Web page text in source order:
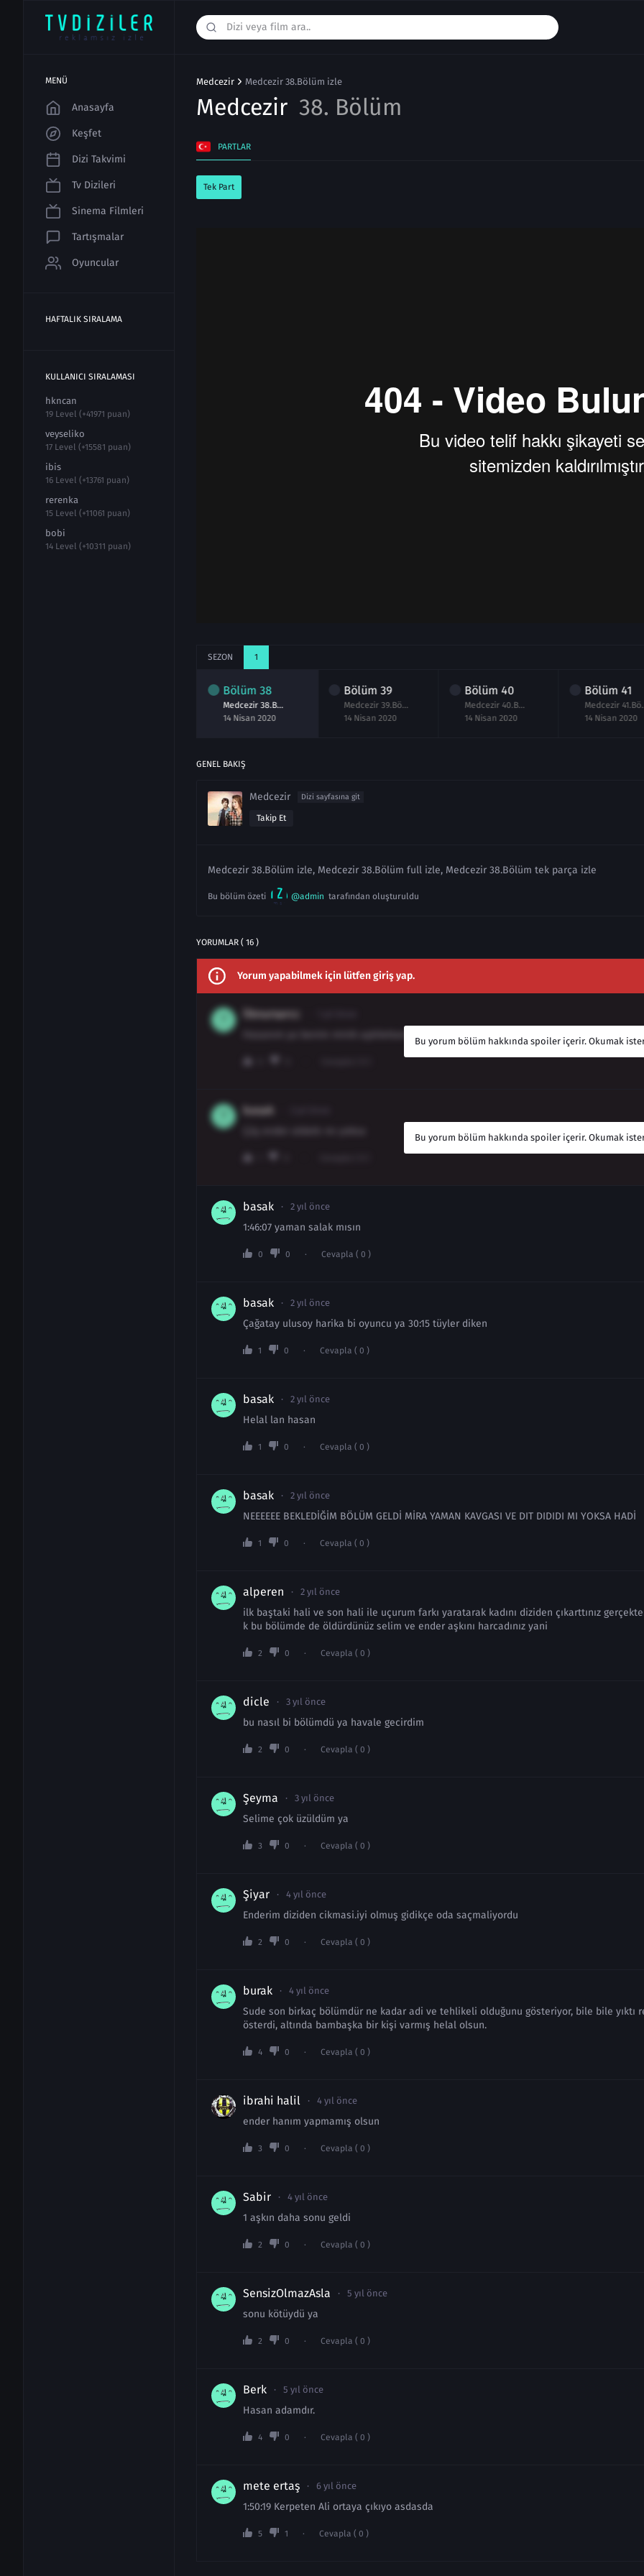
MENÜ
Anasayfa
Keşfet
Dizi Takvimi
Tv Dizileri
Sinema Filmleri
Tartışmalar
Oyuncular
HAFTALIK SIRALAMA
KULLANICI SIRALAMASI
hkncan
19 Level (+41971 puan)
veyseliko
17 Level (+15581 puan)
ibis
16 Level (+13761 puan)
rerenka
15 Level (+11061 puan)
bobi
14 Level (+10311 puan)
Medcezir Medcezir 38.Bölüm izle
Medcezir 38. Bölüm
PARTLAR
Tek Part
SEZON 1
Bölüm38
Medcezir 38.Bölüm izle
14 Nisan 2020
Bölüm39
Medcezir 39.Bölüm izle
14 Nisan 2020
Bölüm 40
Medcezir 40.Bölüm izle
14 Nisan 2020
Bölüm41
14 Nisan 2020
GENEL BAKIŞ
Medcezir Dizi sayfasına git
Takip Et
Medcezir 38.Bölüm izle, Medcezir 38.Bölüm full izle, Medcezir 38.Bölüm tek parça izle
Bu bölüm özeti @admin tarafından oluşturuldu
YORUMLAR ( 16 )
Yorum yapabilmek için lütfen giriş yap.
İlknursarcc
Bu yorum bölüm hakkında spoiler içerir. Okumak
basak
Bu yorum bölüm hakkında spoiler içerir. Okumak
basak 2 yıl önce
1:46:07 yaman salak mısın
0 0 Cevapla ( 0 )
basak 2 yıl önce
Çağatay ulusoy harika bi oyuncu ya 30:15 tüyler diken
1 0 Cevapla ( 0 )
basak 2 yıl önce
Helal lan hasan
1 0 Cevapla ( 0 )
basak 2 yıl önce
NEEEEEE BEKLEDİĞİM BÖLÜM GELDİ MİRA YAMAN KAVGASI VE DIT DIDIDI MI YOKSA HADİ
1 0 Cevapla ( 0 )
alperen 2 yıl önce
ilk baştaki hali ve son hali ile uçurum farkı yaratarak kadını diziden çıkarttınız
k bu bölümde de öldürdünüz selim ve ender aşkını harcadınız yani
2 0 Cevapla ( 0 )
dicle 3 yıl önce
bu nasıl bi bölümdü ya havale gecirdim
2 0 Cevapla ( 0 )
Şeyma 3 yıl önce
Selime çok üzüldüm ya
3 0 Cevapla ( 0 )
Şiyar 4 yıl önce
Enderim diziden cikmasi.iyi olmuş gidikçe oda saçmaliyordu
2 0 Cevapla ( 0 )
burak 4 yıl önce
Sude son birkaç bölümdür ne kadar adi ve tehlikeli olduğunu gösteriyor, bile bile
österdi, altında bambaşka bir kişi varmış helal olsun.
4 0 Cevapla ( 0 )
ibrahi halil 4 yıl önce
ender hanım yapmamış olsun
3 0 Cevapla ( 0 )
Sabir 4 yıl önce
1 aşkın daha sonu geldi
2 0 Cevapla ( 0 )
SensizOlmazAsla 5 yıl önce
sonu kötüydü ya
2 0 Cevapla ( 0 )
Berk 5 yıl önce
Hasan adamdır.
4 0 Cevapla ( 0 )
mete ertaş 6 yıl önce
1:50:19 Kerpeten Ali ortaya çıkıyo asdasda
5 1 Cevapla ( 0 )